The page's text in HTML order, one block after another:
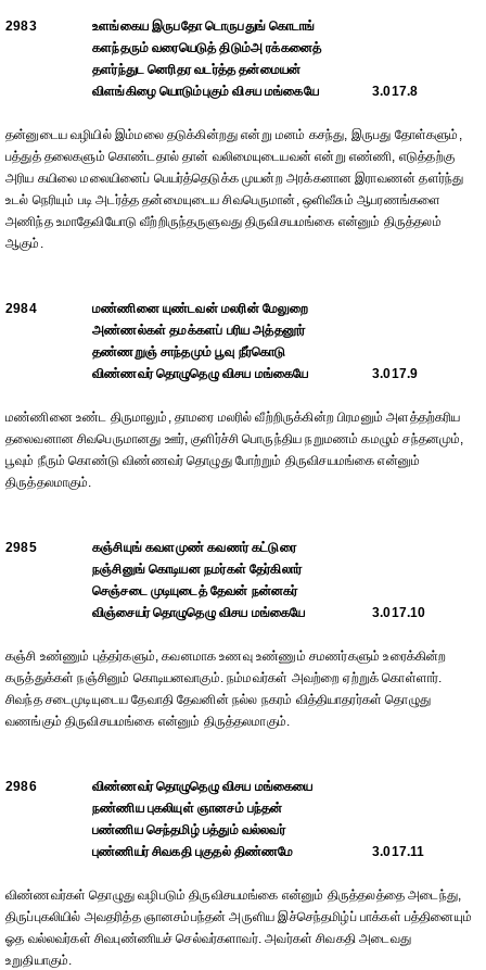
2983
உளங்கைய இருபதோ டொருபதுங் கொடாங்
களந்தரும் வரையெடுத் திடும்அ ரக்கனைத்
தளர்ந்துட னெரிதர வடர்த்த தன்மையன்
விளங்கிழை யொடும்புகும் விசய மங்கையே
3.017.8
தன்னுடைய வழியில் இம்மலை தடுக்கின்றது என்று மனம் கசந்து, இருபது தோள்களும்,
பத்துத் தலைகளும் கொண்டதால் தான் வலிமையுடையவன் என்று எண்ணி, எடுத்தற்கு
அரிய கயிலை மலையினைப் பெயர்த்தெடுக்க முயன்ற அரக்கனான இராவணன் தளர்ந்து
உடல் நெரியும் படி அடர்த்த தன்மையுடைய சிவபெருமான், ஒளிவீசும் ஆபரணங்களை
அணிந்த உமாதேவியோடு வீற்றிருந்தருளுவது திருவிசயமங்கை என்னும் திருத்தலம்
ஆகும்.
2984
மண்ணினை யுண்டவன் மலரின் மேலுறை
அண்ணல்கள் தமக்களப் பரிய அத்தனூர்
தண்ணறுஞ் சாந்தமும் பூவு நீர்கொடு
விண்ணவர் தொழுதெழு விசய மங்கையே
3.017.9
மண்ணினை உண்ட திருமாலும், தாமரை மலரில் வீற்றிருக்கின்ற பிரமனும் அளத்தற்கரிய
தலைவனான சிவபெருமானது ஊர், குளிர்ச்சி பொருந்திய நறுமணம் கமழும் சந்தனமும்,
பூவும் நீரும் கொண்டு விண்ணவர் தொழுது போற்றும் திருவிசயமங்கை என்னும்
திருத்தலமாகும்.
2985
கஞ்சியுங் கவளமுண் கவணர் கட்டுரை
நஞ்சினுங் கொடியன நமர்கள் தேர்கிலார்
செஞ்சடை முடியுடைத் தேவன் நன்னகர்
விஞ்சையர் தொழுதெழு விசய மங்கையே
3.017.10
கஞ்சி உண்ணும் புத்தர்களும், கவனமாக உணவு உண்ணும் சமணர்களும் உரைக்கின்ற
கருத்துக்கள் நஞ்சினும் கொடியனவாகும். நம்மவர்கள் அவற்றை ஏற்றுக் கொள்ளார்.
சிவந்த சடைமுடியுடைய தேவாதி தேவனின் நல்ல நகரம் வித்தியாதரர்கள் தொழுது
வணங்கும் திருவிசயமங்கை என்னும் திருத்தலமாகும்.
2986
விண்ணவர் தொழுதெழு விசய மங்கையை
நண்ணிய புகலியுள் ஞானசம் பந்தன்
பண்ணிய செந்தமிழ் பத்தும் வல்லவர்
புண்ணியர் சிவகதி புகுதல் திண்ணமே
3.017.11
விண்ணவர்கள் தொழுது வழிபடும் திருவிசயமங்கை என்னும் திருத்தலத்தை அடைந்து,
திருப்புகலியில் அவதரித்த ஞானசம்பந்தன் அருளிய இச்செந்தமிழ்ப் பாக்கள் பத்தினையும்
ஓத வல்லவர்கள் சிவபுண்ணியச் செல்வர்களாவர். அவர்கள் சிவகதி அடைவது
உறுதியாகும்.